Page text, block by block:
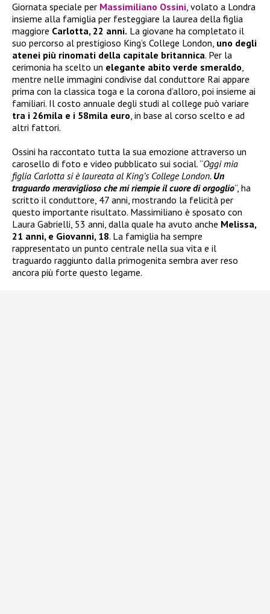
Giornata speciale per Massimiliano Ossini, volato a Londra
insieme alla famiglia per festeggiare la laurea della figlia
maggiore Carlotta, 22 anni. La giovane ha completato il
suo percorso al prestigioso King’s College London, uno degli
atenei più rinomati della capitale britannica. Per la
cerimonia ha scelto un elegante abito verde smeraldo,
mentre nelle immagini condivise dal conduttore Rai appare
prima con la classica toga e la corona d’alloro, poi insieme ai
familiari. Il costo annuale degli studi al college può variare
tra i 26mila e i 58mila euro, in base al corso scelto e ad
altri fattori.
Ossini ha raccontato tutta la sua emozione attraverso un
carosello di foto e video pubblicato sui social. “Oggi mia
figlia Carlotta si è laureata al King’s College London. Un
traguardo meraviglioso che mi riempie il cuore di orgoglio”, ha
scritto il conduttore, 47 anni, mostrando la felicità per
questo importante risultato. Massimiliano è sposato con
Laura Gabrielli, 53 anni, dalla quale ha avuto anche Melissa,
21 anni, e Giovanni, 18. La famiglia ha sempre
rappresentato un punto centrale nella sua vita e il
traguardo raggiunto dalla primogenita sembra aver reso
ancora più forte questo legame.